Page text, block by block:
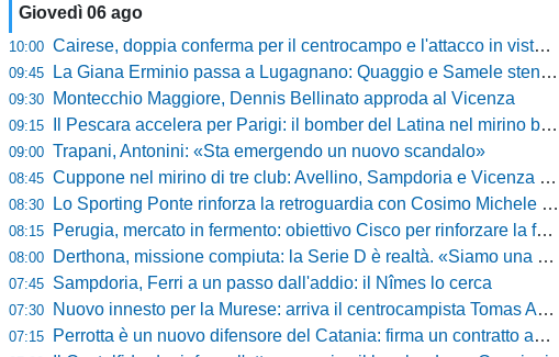
Giovedì 06 ago
10:00 Cairese, doppia conferma per il centrocampo e l'attacco in vista della prossima Eccellenza
09:45 La Giana Erminio passa a Lugagnano: Quaggio e Samele stendono il Piacenza nel test estivo
09:30 Montecchio Maggiore, Dennis Bellinato approda al Vicenza
09:15 Il Pescara accelera per Parigi: il bomber del Latina nel mirino biancazzurro
09:00 Trapani, Antonini: «Sta emergendo un nuovo scandalo»
08:45 Cuppone nel mirino di tre club: Avellino, Sampdoria e Vicenza sull'attaccante dell'Entella
08:30 Lo Sporting Ponte rinforza la retroguardia con Cosimo Michele Rotondi
08:15 Perugia, mercato in fermento: obiettivo Cisco per rinforzare la fascia
08:00 Derthona, missione compiuta: la Serie D è realtà. «Siamo una società seria»
07:45 Sampdoria, Ferri a un passo dall'addio: il Nîmes lo cerca
07:30 Nuovo innesto per la Murese: arriva il centrocampista Tomas Acosta
07:15 Perrotta è un nuovo difensore del Catania: firma un contratto annuale